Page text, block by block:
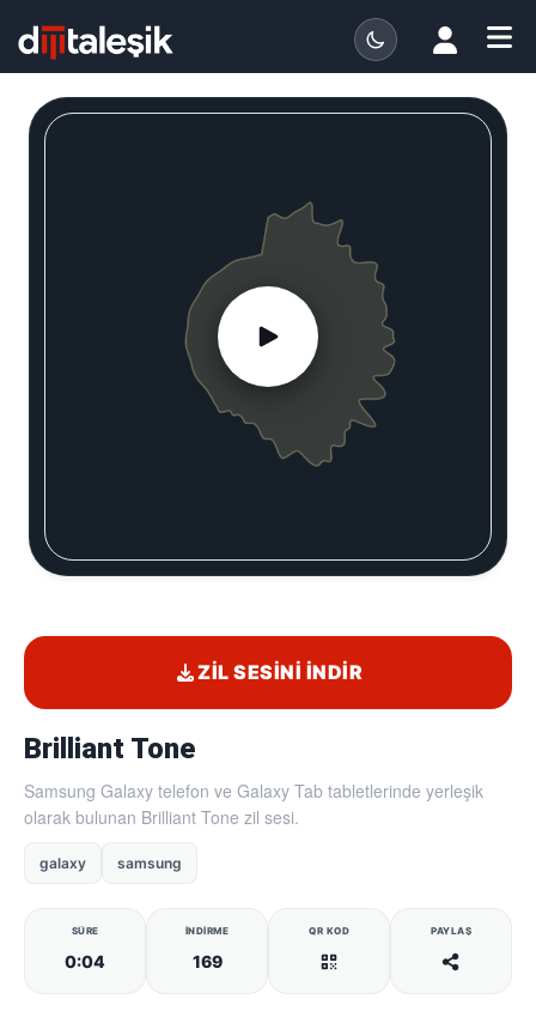
Brilliant Tone
Samsung Galaxy telefon ve Galaxy Tab tabletlerinde yerleşik
olarak bulunan Brilliant Tone zil sesi.
galaxy samsung
SÜRE
0:04
İNDIRME
169
QR KOD PAYLAŞ
ZIL SESINI İNDIR